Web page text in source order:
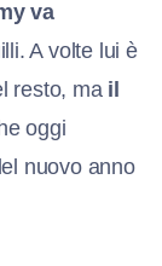
va
A volte lui è
resto, ma il
oggi
nuovo anno